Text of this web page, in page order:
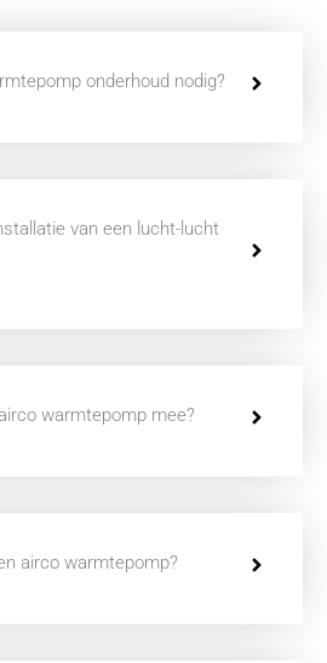
onderhoud nodig?
van een lucht-lucht
warmtepomp mee?
airco warmtepomp?